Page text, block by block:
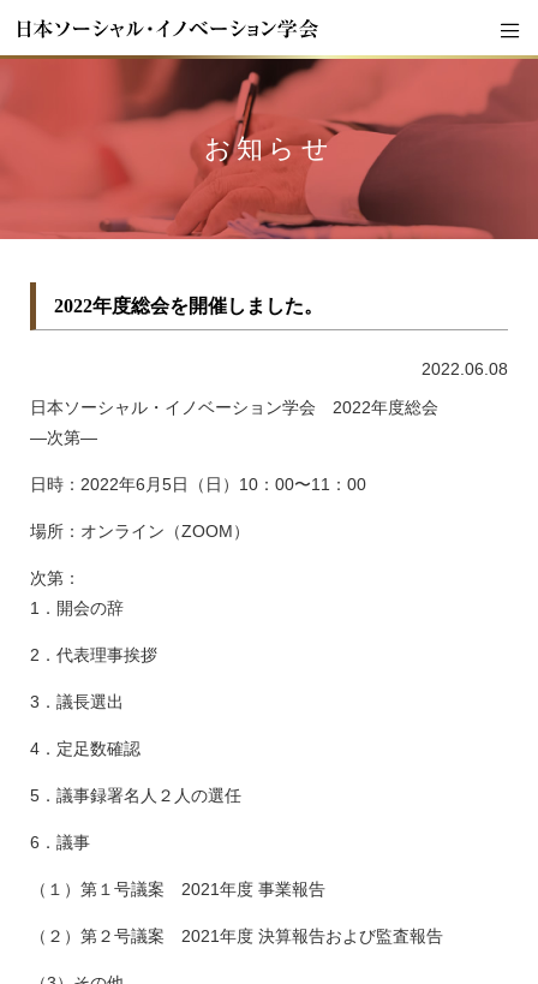
お知らせ
2022年度総会を開催しました。
2022.06.08
日本ソーシャル・イノベーション学会 2022年度総会
―次第―
日時：2022年6月5日（日）10：00〜11：00
場所：オンライン（ZOOM）
次第：
1．開会の辞
2．代表理事挨拶
3．議長選出
4．定足数確認
5．議事録署名人２人の選任
6．議事
（１）第１号議案 2021年度 事業報告
（２）第２号議案 2021年度 決算報告および監査報告